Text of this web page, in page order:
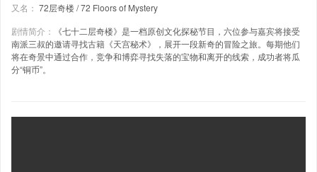
又名： 72层奇楼 / 72 Floors of Mystery
剧情简介：
《七十二层奇楼》是一档原创文化探秘节目，六位参与嘉宾将接受
南派三叔的邀请寻找古籍《天宫秘术》，展开一段新奇的冒险之旅。每期他们
将在奇景中通过合作，竞争和博弈寻找失落的宝物和离开的线索，成功者将瓜
分“铜币”。